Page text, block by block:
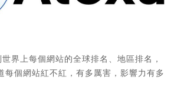
界上每個網站的全球排名、地區排名，
每個網站紅不紅，有多厲害，影響力有多